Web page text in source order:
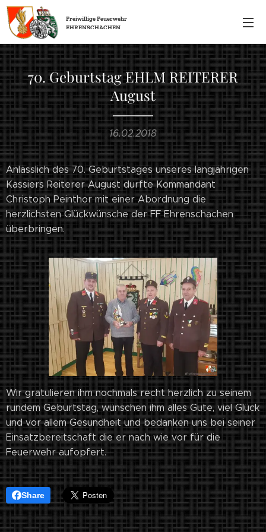
FreiwilligeFeuerwehr
EHRENSCHACHEN
70. Geburtstag EHLM REITERER
August
16.02.2018
Anlässlich des 70. Geburtstages unseres langjährigen
Kassiers Reiterer August durfte Kommandant
Christoph Peinthor mit einer Abordnung die
herzlichsten Glückwünsche der FF Ehrenschachen
überbringen.
Wir gratulieren ihm nochmals recht herzlich zu seinem
rundem Geburtstag, wünschen ihm alles Gute, viel Glück
und vor allem Gesundheit und bedanken uns bei seiner
Einsatzbereitschaft die er nach wie vor für die
Feuerwehr aufopfert.
Share